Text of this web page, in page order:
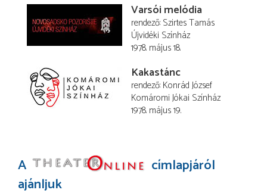
Varsói melódia
rendező Szirtes Tamás
Újvidéki Színház
1978. május 18.
Kakastánc
rendező Konrád József
Komáromi Jókai Színház
1978. május 19.
A
címlapjáról
ajánljuk